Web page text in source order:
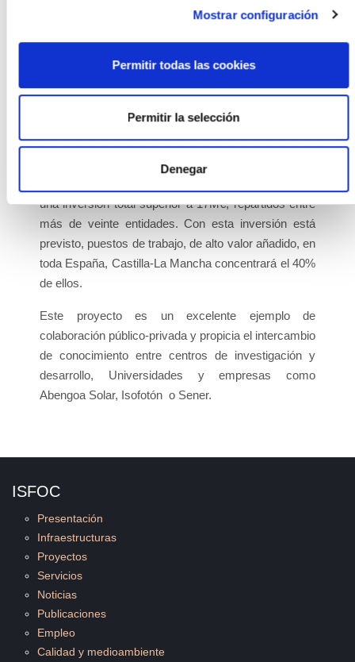
Mostrar configuración
Permitir todas las cookies
Permitir la selección
Denegar
más importante del mundo(CPV8) ha sido realizada
evento, en la ciudad de Toldo con visita a Puertollano
incluida.
Esta posición de liderazgo de España se ve
favorecida por el gran apoyo prestado por el
Ministerio de Innovación y Ciencia, que ha concedido
una inversión total superior a 17M€, repartidos entre
más de veinte entidades. Con esta inversión está
previsto, puestos de trabajo, de alto valor añadido, en
toda España, Castilla-La Mancha concentrará el 40%
de ellos.
Este proyecto es un excelente ejemplo de
colaboración público-privada y propicia el intercambio
de conocimiento entre centros de investigación y
desarrollo, Universidades y empresas como
Abengoa Solar, Isofotón o Sener.
ISFOC
Presentación
Infraestructuras
Proyectos
Servicios
Noticias
Publicaciones
Empleo
Calidad y medioambiente